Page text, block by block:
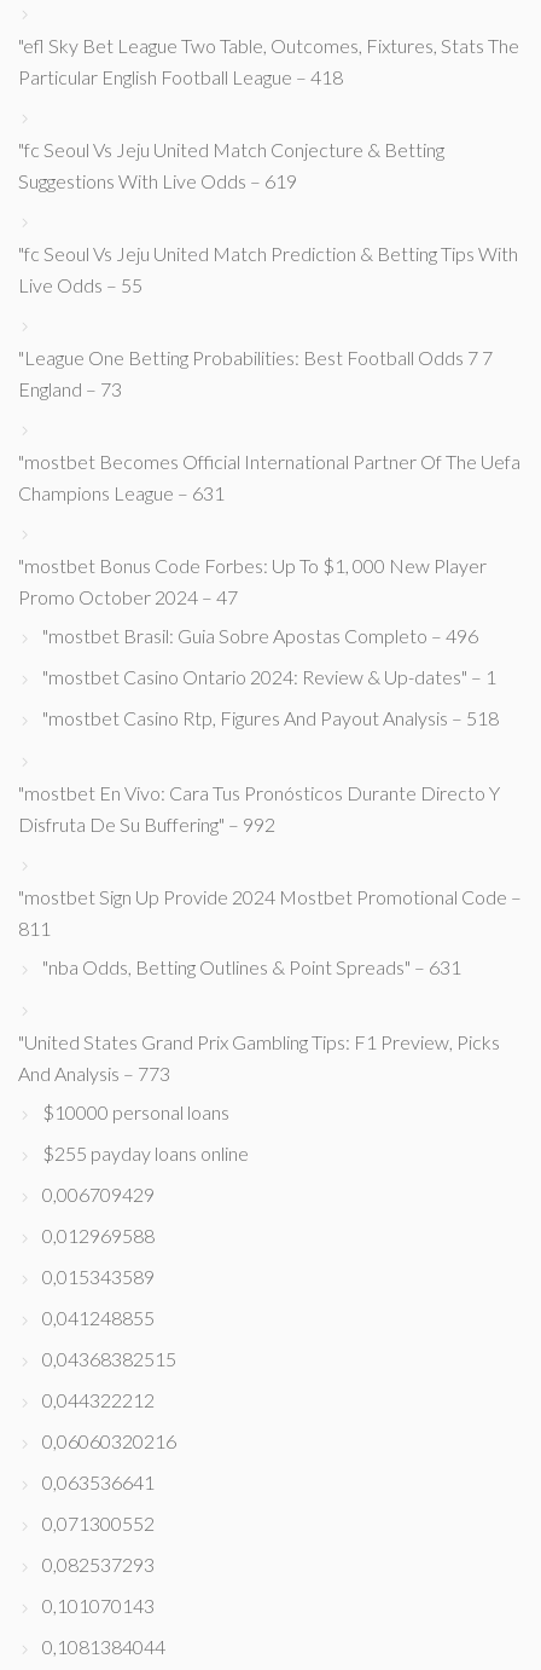
"efl Sky Bet League Two Table, Outcomes, Fixtures, Stats The
Particular English Football League – 418
"fc Seoul Vs Jeju United Match Conjecture & Betting
Suggestions With Live Odds – 619
"fc Seoul Vs Jeju United Match Prediction & Betting Tips With
Live Odds – 55
"League One Betting Probabilities: Best Football Odds 7 7
England – 73
"mostbet Becomes Official International Partner Of The Uefa
Champions League – 631
"mostbet Bonus Code Forbes: Up To $1, 000 New Player
Promo October 2024 – 47
"mostbet Brasil: Guia Sobre Apostas Completo – 496
"mostbet Casino Ontario 2024: Review & Up-dates" – 1
"mostbet Casino Rtp, Figures And Payout Analysis – 518
"mostbet En Vivo: Cara Tus Pronósticos Durante Directo Y
Disfruta De Su Buffering" – 992
"mostbet Sign Up Provide 2024 Mostbet Promotional Code –
811
"nba Odds, Betting Outlines & Point Spreads" – 631
"United States Grand Prix Gambling Tips: F1 Preview, Picks
And Analysis – 773
$10000 personal loans
$255 payday loans online
0,006709429
0,012969588
0,015343589
0,041248855
0,04368382515
0,044322212
0,06060320216
0,063536641
0,071300552
0,082537293
0,101070143
0,1081384044